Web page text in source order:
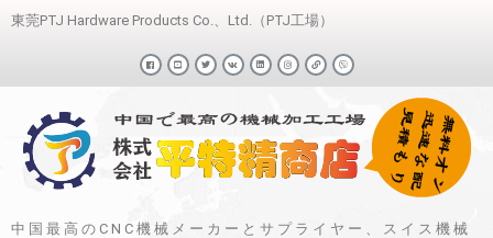
東莞PTJ Hardware Products Co.、Ltd.（PTJ工場）
中国最高のCNC機械メーカーとサプライヤー、スイス機械